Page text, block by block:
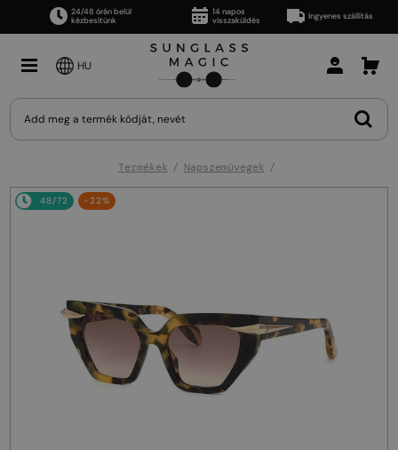
24/48 órán belül
kézbesítünk
14 napos
visszaküldés
Ingyenes szállítás
HU
Termékek Napszemüvegek
48/72 -22%